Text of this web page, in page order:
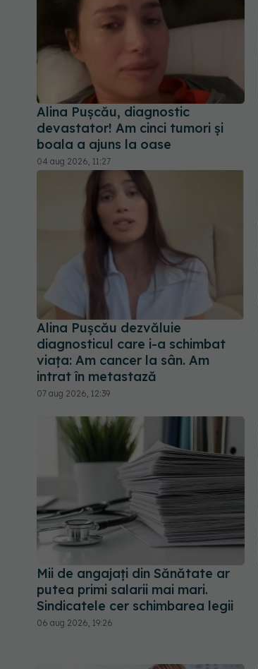
Alina Pușcău, diagnostic
devastator! Am cinci tumori și
boala a ajuns la oase
04 aug 2026, 11:27
Alina Pușcău dezvăluie
diagnosticul care i-a schimbat
viața: Am cancer la sân. Am
intrat în metastază
07 aug 2026, 12:39
Mii de angajați din Sănătate ar
putea primi salarii mai mari.
Sindicatele cer schimbarea legii
06 aug 2026, 19:26